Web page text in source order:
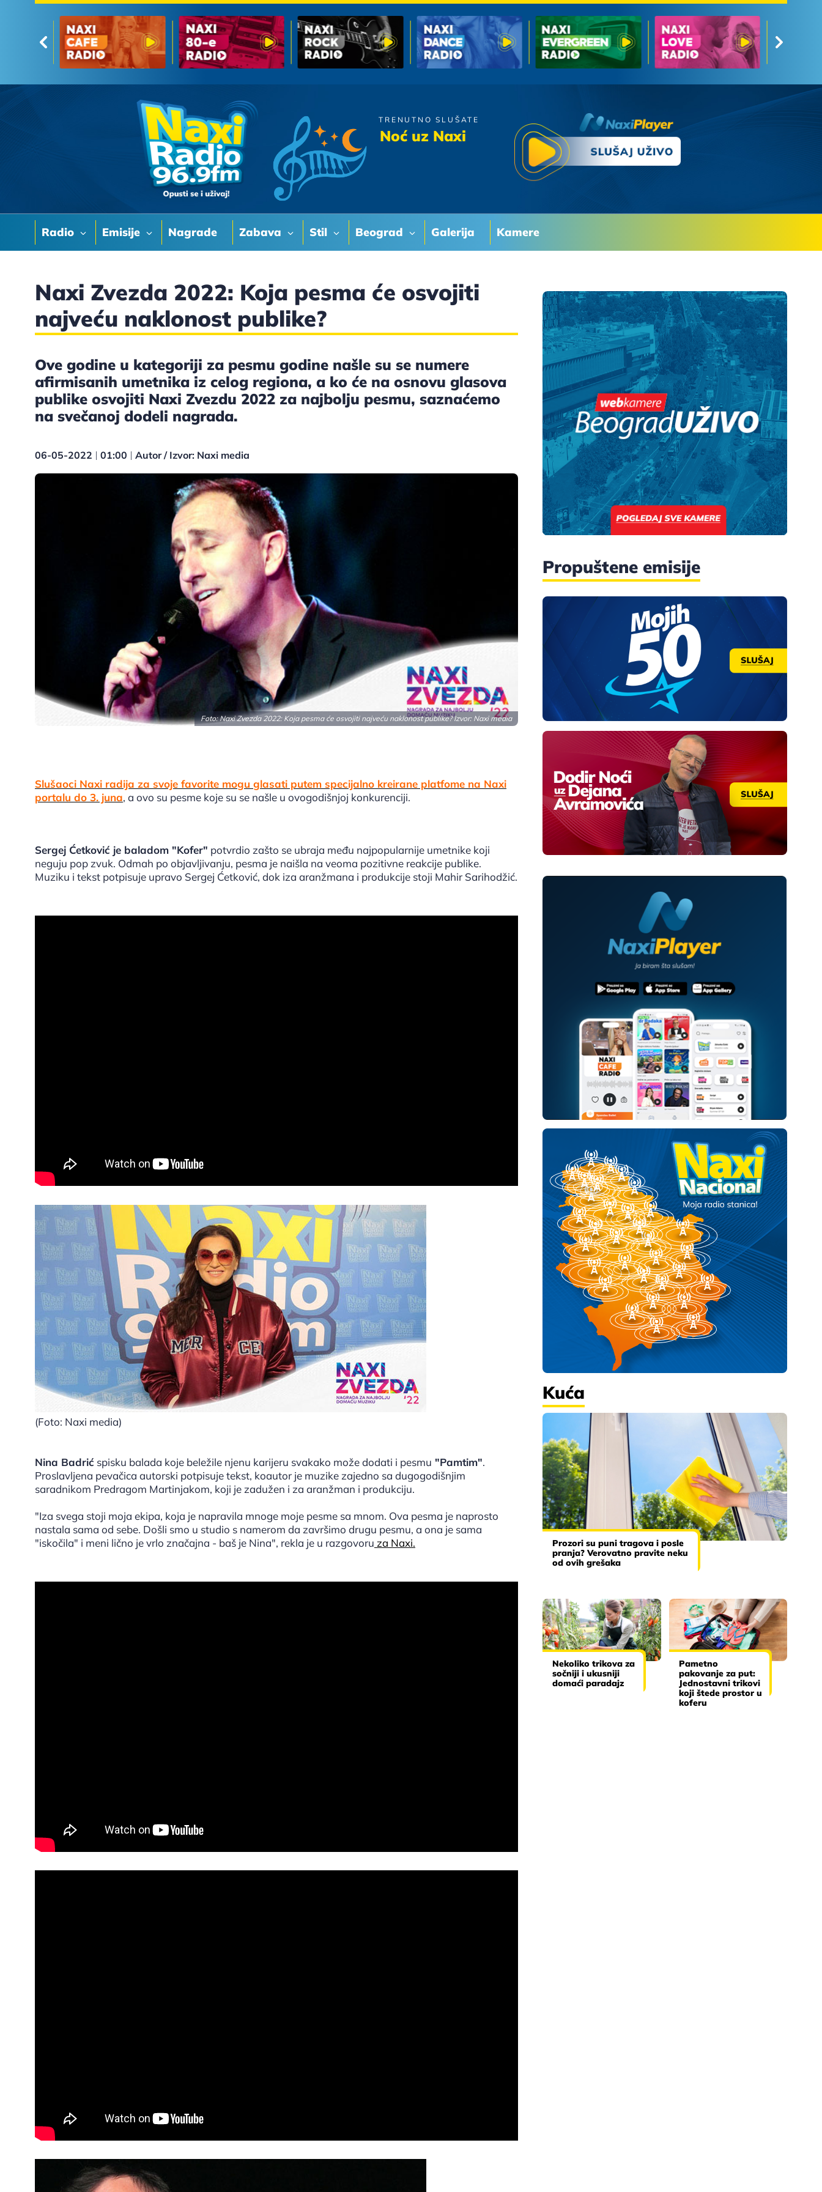
Radio Emisije Nagrade Zabava Stil Beograd Galerija Kamere
TRENUTNO SLUŠATE
Noć uz Naxi
Denis & Denis
Naxi Zvezda 2022: Koja pesma će osvojiti
najveću naklonost publike?
Ove godine u kategoriji za pesmu godine našle su se numere
afirmisanih umetnika iz celog regiona, a ko će na osnovu glasova
publike osvojiti Naxi Zvezdu 2022 za najbolju pesmu, saznaćemo
na svečanoj dodeli nagrada.
06-05-2022 01:00 Autor / Izvor: Naxi media
Foto: Naxi Zvezda 2022: Koja pesma će osvojiti najveću naklonost publike? Izvor: Naxi media
Slušaoci Naxi radija za svoje favorite mogu glasati putem specijalno kreirane platfome na Naxi
portalu do 3. juna, a ovo su pesme koje su se našle u ovogodišnjoj konkurenciji.
Sergej Ćetković je baladom "Kofer" potvrdio zašto se ubraja među najpopularnije umetnike koji
neguju pop zvuk. Odmah po objavljivanju, pesma je naišla na veoma pozitivne reakcije publike.
Muziku i tekst potpisuje upravo Sergej Ćetković, dok iza aranžmana i produkcije stoji Mahir Sarihodžić.
(Foto: Naxi media)
Nina Badrić spisku balada koje beležile njenu karijeru svakako može dodati i pesmu "Pamtim".
Proslavljena pevačica autorski potpisuje tekst, koautor je muzike zajedno sa dugogodišnjim
saradnikom Predragom Martinjakom, koji je zadužen i za aranžman i produkciju.
"Iza svega stoji moja ekipa, koja je napravila mnoge moje pesme sa mnom. Ova pesma je naprosto
nastala sama od sebe. Došli smo u studio s namerom da završimo drugu pesmu, a ona je sama
"iskočila" i meni lično je vrlo značajna - baš je Nina", rekla je u razgovoru za Naxi.
Propuštene emisije
Kuća
Prozori su puni tragova i posle
pranja? Verovatno pravite neku
od ovih grešaka
Nekoliko trikova za
sočniji i ukusniji
domaći paradajz
Pametno
pakovanje za put:
Jednostavni trikovi
koji štede prostor u
koferu